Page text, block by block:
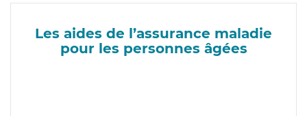
Les aides de l’assurance maladie
pour les personnes âgées